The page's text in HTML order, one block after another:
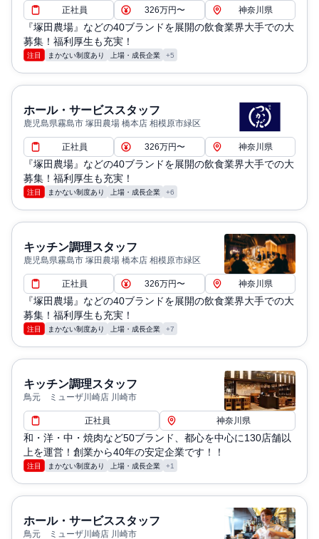
正社員 326万円〜 神奈川県
『塚田農場』などの40ブランドを展開の飲食業界大手での大
募集！福利厚生も充実！
注目 まかない制度あり 上場・成長企業 +5
ホール・サービススタッフ
鹿児島県霧島市 塚田農場 橋本店 相模原市緑区
正社員 326万円〜 神奈川県
『塚田農場』などの40ブランドを展開の飲食業界大手での大
募集！福利厚生も充実！
注目 まかない制度あり 上場・成長企業 +6
キッチン調理スタッフ
鹿児島県霧島市 塚田農場 橋本店 相模原市緑区
正社員 326万円〜 神奈川県
『塚田農場』などの40ブランドを展開の飲食業界大手での大
募集！福利厚生も充実！
注目 まかない制度あり 上場・成長企業 +7
キッチン調理スタッフ
鳥元 ミューザ川崎店 川崎市
正社員 神奈川県
和・洋・中・焼肉など50ブランド、都心を中心に130店舗以
上を運営！創業から40年の安定企業です！！
注目 まかない制度あり 上場・成長企業 +1
ホール・サービススタッフ
鳥元 ミューザ川崎店 川崎市